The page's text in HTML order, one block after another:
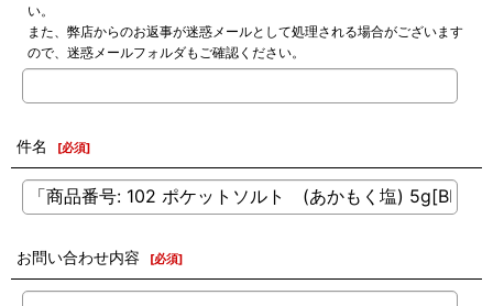
い。
また、弊店からのお返事が迷惑メールとして処理される場合がございます
ので、迷惑メールフォルダもご確認ください。
件名 [必須]
お問い合わせ内容 [必須]